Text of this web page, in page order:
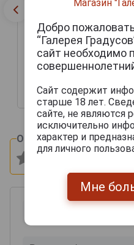
Chabot 1989 years
Арманьяк Шабо 1989г
19 246 руб.
Оцените и напишите
Магазин
Добро
“Галерея
сайт необходимо
Сайт содержит
старше 18 лет.
сайте, не являются
исключительно
характер и
для личного
Мне